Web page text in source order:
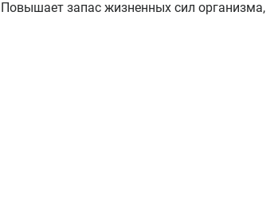
запас жизненных сил организма,